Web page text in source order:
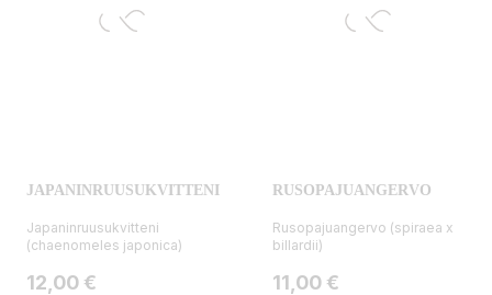
JAPANINRUUSUKVITTENI
Japaninruusukvitteni
(chaenomeles japonica)
Hinta
12,00 €
RUSOPAJUANGERVO
Rusopajuangervo (spiraea x
billardii)
Hinta
11,00 €